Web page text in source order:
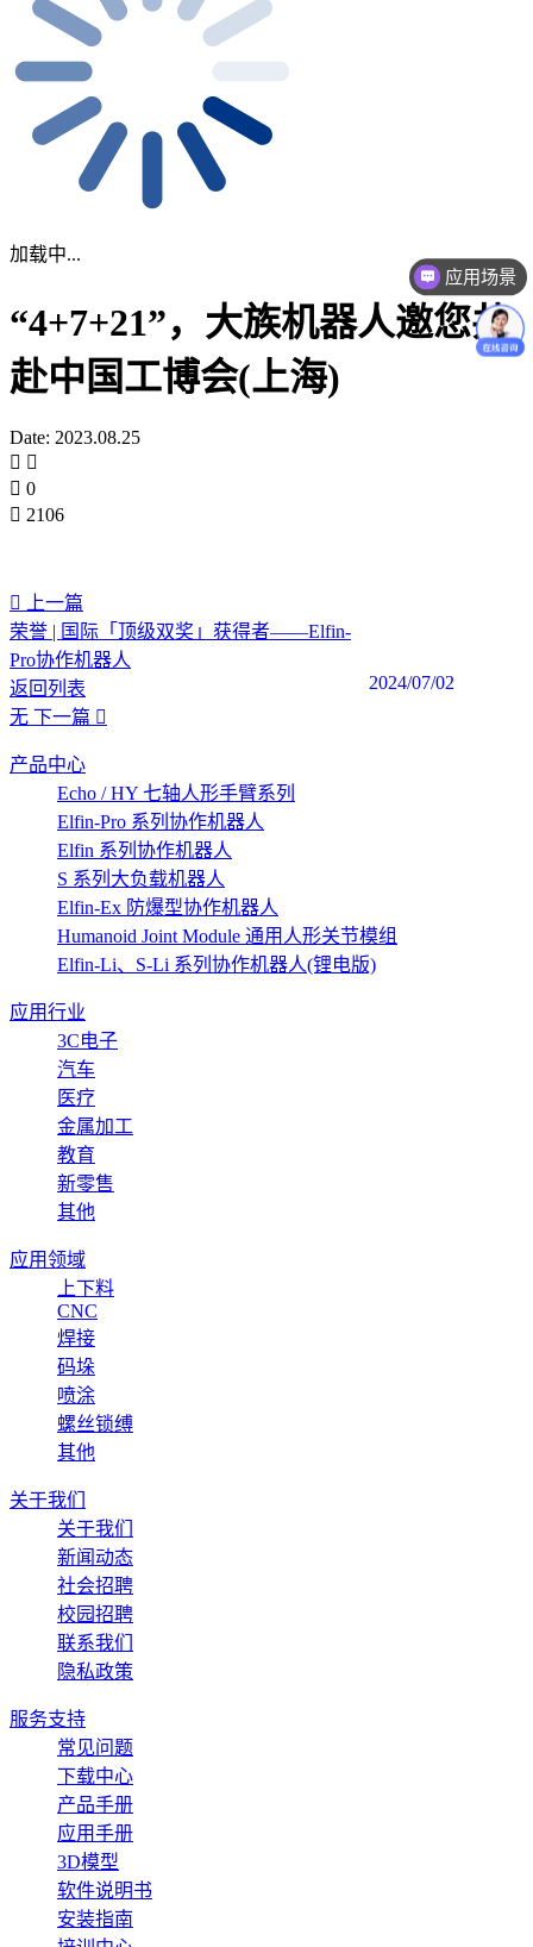
加载中...
“4+7+21”，大族机器人邀您共
赴中国工博会(上海)
Date: 2023.08.25
0
2106
上一篇
荣誉 | 国际「顶级双奖」获得者——Elfin-
Pro协作机器人
2024/07/02
返回列表
无 下一篇
产品中心
Echo / HY 七轴人形手臂系列
Elfin-Pro 系列协作机器人
Elfin 系列协作机器人
S 系列大负载机器人
Elfin-Ex 防爆型协作机器人
Humanoid Joint Module 通用人形关节模组
Elfin-Li、S-Li 系列协作机器人(锂电版)
应用行业
3C电子
汽车
医疗
金属加工
教育
新零售
其他
应用领域
上下料
CNC
焊接
码垛
喷涂
螺丝锁缚
其他
关于我们
关于我们
新闻动态
社会招聘
校园招聘
联系我们
隐私政策
服务支持
常见问题
下载中心
产品手册
应用手册
3D模型
软件说明书
安装指南
应用场景